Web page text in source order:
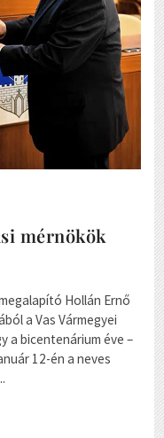
mérnökök
Hollán Ernő
a Vas Vármegyei
a bicentenárium éve –
12-én a neves